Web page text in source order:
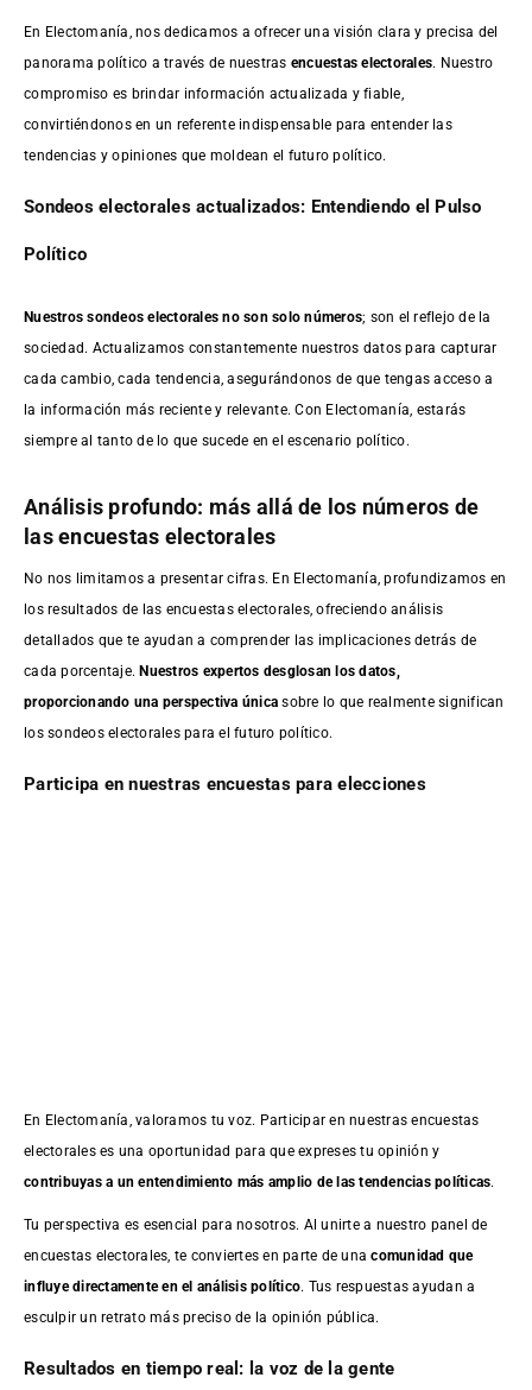
En Electomanía, nos dedicamos a ofrecer una visión clara y precisa del
panorama político a través de nuestras encuestas electorales. Nuestro
compromiso es brindar información actualizada y fiable,
convirtiéndonos en un referente indispensable para entender las
tendencias y opiniones que moldean el futuro político.
Sondeos electorales actualizados: Entendiendo el Pulso
Político
Nuestros sondeos electorales no son solo números; son el reflejo de la
sociedad. Actualizamos constantemente nuestros datos para capturar
cada cambio, cada tendencia, asegurándonos de que tengas acceso a
la información más reciente y relevante. Con Electomanía, estarás
siempre al tanto de lo que sucede en el escenario político.
Análisis profundo: más allá de los números de
las encuestas electorales
No nos limitamos a presentar cifras. En Electomanía, profundizamos en
los resultados de las encuestas electorales, ofreciendo análisis
detallados que te ayudan a comprender las implicaciones detrás de
cada porcentaje.Nuestros expertos desglosan los datos,
proporcionando una perspectiva única sobre lo que realmente significan
los sondeos electorales para el futuro político.
Participa en nuestras encuestas para elecciones
En Electomanía, valoramos tu voz. Participar en nuestras encuestas
electorales es una oportunidad para que expreses tu opinión y
contribuyas a un entendimiento más amplio de las tendencias políticas.
Tu perspectiva es esencial para nosotros. Al unirte a nuestro panel de
encuestas electorales, te conviertes en parte de unacomunidad que
influye directamente en el análisis político. Tus respuestas ayudan a
esculpir un retrato más preciso de la opinión pública.
Resultados en tiempo real: la voz de la gente